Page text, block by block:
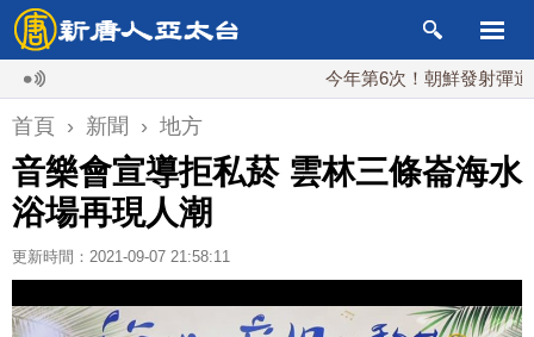
今年第6次！朝鮮發射彈道導彈
首頁 › 新聞 › 地方
音樂會宣導拒私菸 雲林三條崙海水
浴場再現人潮
更新時間：2021-09-07 21:58:11